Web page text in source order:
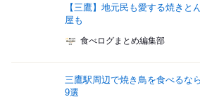
【三鷹】地元民も愛する焼きと
屋も
食べログまとめ編集部
三鷹駅周辺で焼き鳥を食べるな
9選